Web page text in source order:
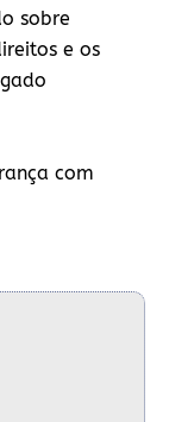
sobre
e os
com